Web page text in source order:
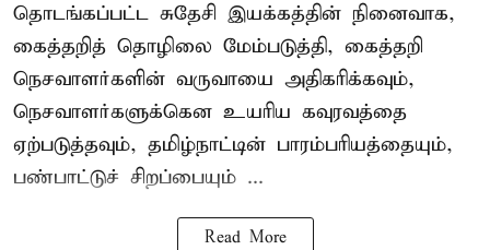
தொடங்கப்பட்ட சுதேசி இயக்கத்தின் நினைவாக,
கைத்தறித் தொழிலை மேம்படுத்தி, கைத்தறி
நெசவாளர்களின் வருவாயை அதிகரிக்கவும்,
நெசவாளர்களுக்கென உயரிய கவுரவத்தை
ஏற்படுத்தவும், தமிழ்நாட்டின் பாரம்பரியத்தையும்,
பண்பாட்டுச் சிறப்பையும் ...
Read More